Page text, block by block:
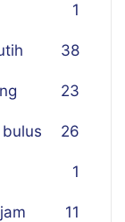
1
38
23
26
1
11